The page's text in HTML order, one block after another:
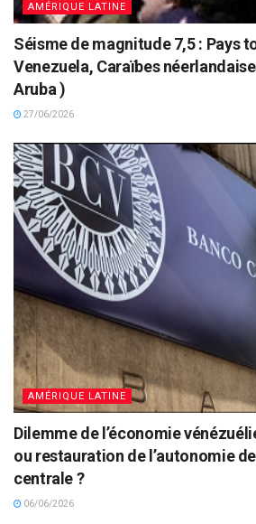
AMÉRIQUE LATINE
Séisme de magnitude 7,5 : Pays
Venezuela, Caraïbes
Aruba )
27/06/2026
AMÉRIQUE LATINE
Dilemme de l’économie
ou restauration de l’autonomie
centrale ?
06/06/2026